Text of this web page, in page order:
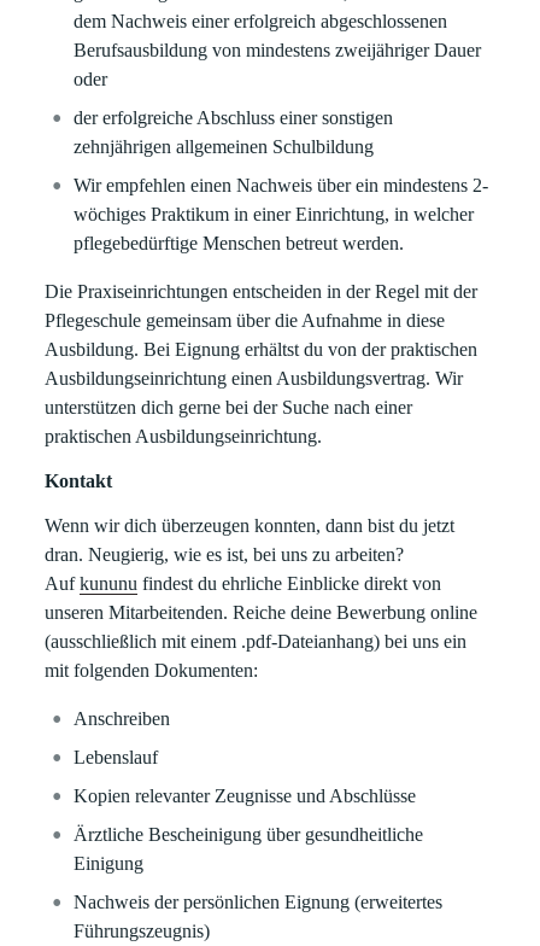
dem Nachweis einer erfolgreich abgeschlossenen
Berufsausbildung von mindestens zweijähriger Dauer
oder
der erfolgreiche Abschluss einer sonstigen
zehnjährigen allgemeinen Schulbildung
Wir empfehlen einen Nachweis über ein mindestens 2-
wöchiges Praktikum in einer Einrichtung, in welcher
pflegebedürftige Menschen betreut werden.
Die Praxiseinrichtungen entscheiden in der Regel mit der
Pflegeschule gemeinsam über die Aufnahme in diese
Ausbildung. Bei Eignung erhältst du von der praktischen
Ausbildungseinrichtung einen Ausbildungsvertrag. Wir
unterstützen dich gerne bei der Suche nach einer
praktischen Ausbildungseinrichtung.
Kontakt
Wenn wir dich überzeugen konnten, dann bist du jetzt
dran. Neugierig, wie es ist, bei uns zu arbeiten?
Aufkununu findest du ehrliche Einblicke direkt von
unseren Mitarbeitenden. Reiche deine Bewerbung online
(ausschließlich mit einem .pdf-Dateianhang) bei uns ein
mit folgenden Dokumenten:
Anschreiben
Lebenslauf
Kopien relevanter Zeugnisse und Abschlüsse
Ärztliche Bescheinigung über gesundheitliche
Einigung
Nachweis der persönlichen Eignung (erweitertes
Führungszeugnis)